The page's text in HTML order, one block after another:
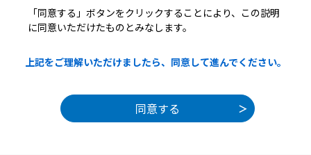
うためには、この規約に同意していただくこ
とが必要です。このことを前提に、構成団体
利用された方は、この規約に同意されたもの
とみなします。何らかの理由によりこの規約
スをご利用いただくことができません。な
お、閲覧のみについても、この規約に同意さ
「同意する」ボタンをクリックすることにより、この説明
に同意いただけたものとみなします。
上記をご理解いただけましたら、同意して進んでください。